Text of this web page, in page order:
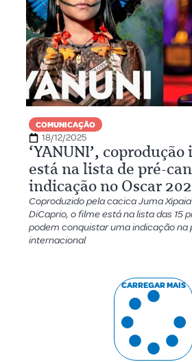
COMUNICAÇÃO
18/12/2025
‘YANUNI’,
está na lista de pré-
indicação no Oscar
Coproduzido pela cacica Juma
DiCaprio, o filme está na lista das 15
podem conquistar uma indicação na
internacional
CARREGAR MAIS